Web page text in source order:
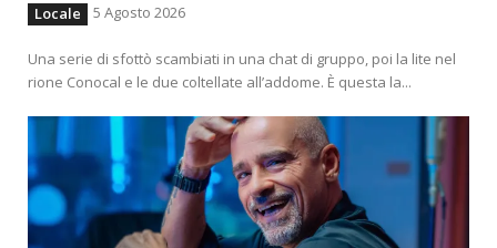
Locale 5 Agosto 2026
Una serie di sfottò scambiati in una chat di gruppo, poi la lite nel
rione Conocal e le due coltellate all’addome. È questa la...